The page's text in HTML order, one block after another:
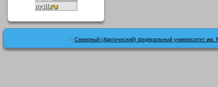
© Северный (Арктический) федеральный университет